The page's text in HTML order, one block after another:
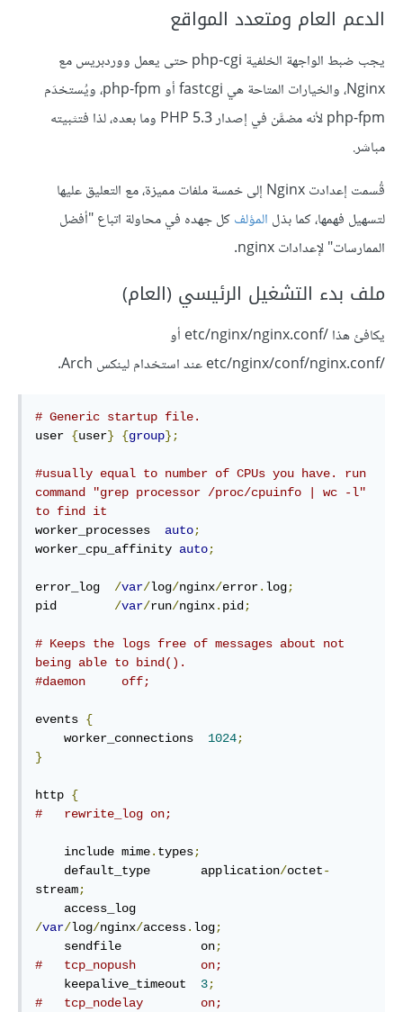
الدعم العام ومتعدد المواقع
يجب ضبط الواجهة الخلفية php-cgi حتى يعمل ووردبريس مع
Nginx، والخيارات المتاحة هي fastcgi أو php-fpm، ويُستخدَم
php-fpm لأنه مضمَّن في إصدار PHP 5.3 وما بعده، لذا فتثبيته
مباشر.
قُسمت إعدادت Nginx إلى خمسة ملفات مميزة، مع التعليق عليها
لتسهيل فهمها، كما بذل المؤلفكل جهده في محاولة اتباع "أفضل
الممارسات" لإعدادات nginx.
ملف بدء التشغيل الرئيسي (العام)
يكافئ هذا /etc/nginx/nginx.conf أو
/etc/nginx/conf/nginx.conf عند استخدام لينكس Arch.
# Generic startup file.
user {user} {group};
#usually equal to number of CPUs you have. run
command "grep processor /proc/cpuinfo | wc -l"
to find it
worker_processes auto;
worker_cpu_affinity auto;
error_log /var/log/nginx/error. log;
pid /var/run/nginx. pid;
# Keeps the logs free of messages about not
being able to bind().
#daemon     off;
events {
    worker_connections
1024;
}
http {
#   rewrite_log on;
    include mime
. types;
    default_type       application
/octet-
stream;
/var/log/nginx/access. log;
    sendfile           on
;
#   tcp_nopush         on;
    keepalive_timeout
3;
#   tcp_nodelay        on;